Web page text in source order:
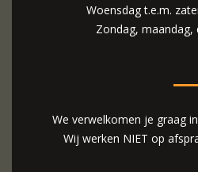
Woensdag t.e.m.
Zondag, maandag,
We verwelkomen je graag
Wij werken NIET op